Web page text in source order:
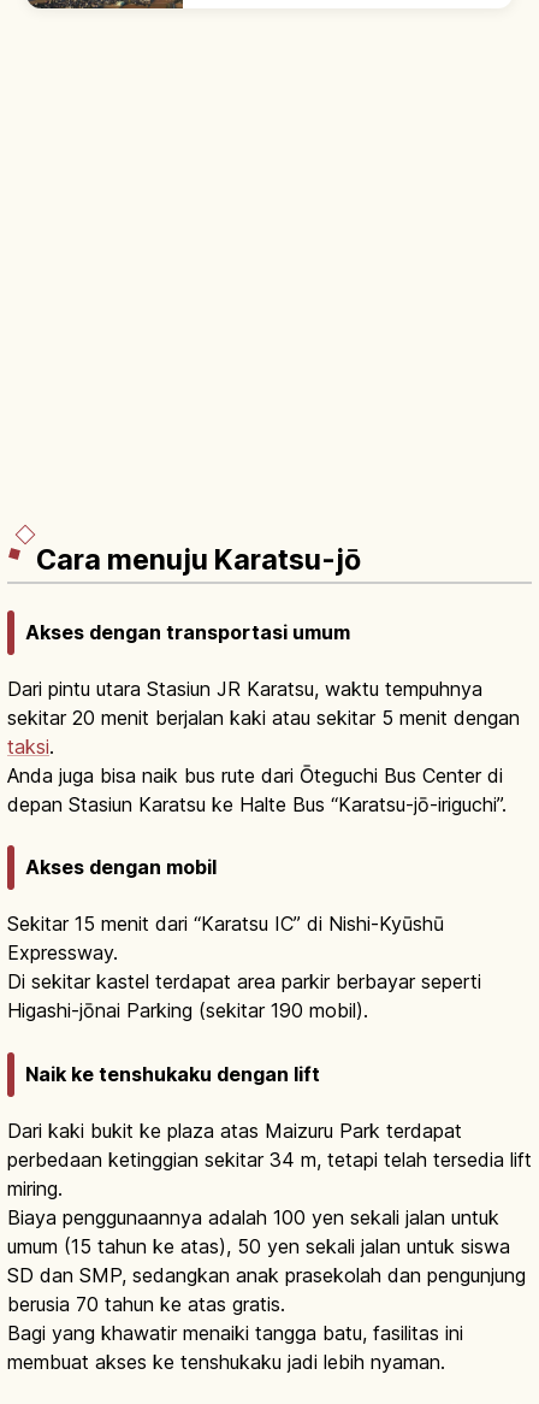
Cara menuju Karatsu-jō
Akses dengan transportasi umum
Dari pintu utara Stasiun JR Karatsu, waktu tempuhnya
sekitar 20 menit berjalan kaki atau sekitar 5 menit dengan
taksi.
Anda juga bisa naik bus rute dari Ōteguchi Bus Center di
depan Stasiun Karatsu ke Halte Bus “Karatsu-jō-iriguchi”.
Akses dengan mobil
Sekitar 15 menit dari “Karatsu IC” di Nishi-Kyūshū
Expressway.
Di sekitar kastel terdapat area parkir berbayar seperti
Higashi-jōnai Parking (sekitar 190 mobil).
Naik ke tenshukaku dengan lift
Dari kaki bukit ke plaza atas Maizuru Park terdapat
perbedaan ketinggian sekitar 34 m, tetapi telah tersedia lift
miring.
Biaya penggunaannya adalah 100 yen sekali jalan untuk
umum (15 tahun ke atas), 50 yen sekali jalan untuk siswa
SD dan SMP, sedangkan anak prasekolah dan pengunjung
berusia 70 tahun ke atas gratis.
Bagi yang khawatir menaiki tangga batu, fasilitas ini
membuat akses ke tenshukaku jadi lebih nyaman.